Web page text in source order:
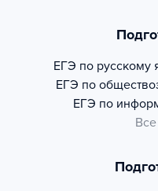
ЕГЭ по русскому
ЕГЭ по
ЕГЭ по